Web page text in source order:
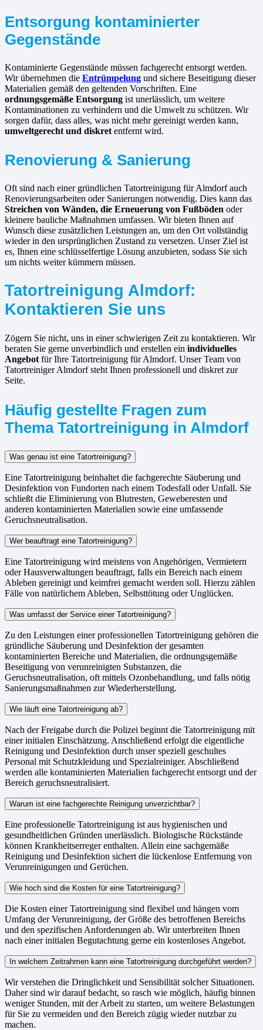
Entsorgung kontaminierter
Gegenstände
Kontaminierte Gegenstände müssen fachgerecht entsorgt werden.
Wir übernehmen die Entrümpelung und sichere Beseitigung dieser
Materialien gemäß den geltenden Vorschriften. Eine
ordnungsgemäße Entsorgung ist unerlässlich, um weitere
Kontaminationen zu verhindern und die Umwelt zu schützen. Wir
sorgen dafür, dass alles, was nicht mehr gereinigt werden kann,
umweltgerecht und diskret entfernt wird.
Renovierung & Sanierung
Oft sind nach einer gründlichen Tatortreinigung für Almdorf auch
Renovierungsarbeiten oder Sanierungen notwendig. Dies kann das
Streichen von Wänden, die Erneuerung von Fußböden oder
kleinere bauliche Maßnahmen umfassen. Wir bieten Ihnen auf
Wunsch diese zusätzlichen Leistungen an, um den Ort vollständig
wieder in den ursprünglichen Zustand zu versetzen. Unser Ziel ist
es, Ihnen eine schlüsselfertige Lösung anzubieten, sodass Sie sich
um nichts weiter kümmern müssen.
Tatortreinigung Almdorf:
Kontaktieren Sie uns
Zögern Sie nicht, uns in einer schwierigen Zeit zu kontaktieren. Wir
beraten Sie gerne unverbindlich und erstellen ein individuelles
Angebot für Ihre Tatortreinigung für Almdorf. Unser Team von
Tatortreiniger Almdorf steht Ihnen professionell und diskret zur
Seite.
Häufig gestellte Fragen zum
Thema Tatortreinigung in Almdorf
Was genau ist eine Tatortreinigung?
Eine Tatortreinigung beinhaltet die fachgerechte Säuberung und
Desinfektion von Fundorten nach einem Todesfall oder Unfall. Sie
schließt die Eliminierung von Blutresten, Geweberesten und
anderen kontaminierten Materialien sowie eine umfassende
Geruchsneutralisation.
Wer beauftragt eine Tatortreinigung?
Eine Tatortreinigung wird meistens von Angehörigen, Vermietern
oder Hausverwaltungen beauftragt, falls ein Bereich nach einem
Ableben gereinigt und keimfrei gemacht werden soll. Hierzu zählen
Fälle von natürlichem Ableben, Selbsttötung oder Unglücken.
Was umfasst der Service einer Tatortreinigung?
Zu den Leistungen einer professionellen Tatortreinigung gehören die
gründliche Säuberung und Desinfektion der gesamten
kontaminierten Bereiche und Materialien, die ordnungsgemäße
Beseitigung von verunreinigten Substanzen, die
Geruchsneutralisation, oft mittels Ozonbehandlung, und falls nötig
Sanierungsmaßnahmen zur Wiederherstellung.
Wie läuft eine Tatortreinigung ab?
Nach der Freigabe durch die Polizei beginnt die Tatortreinigung mit
einer initialen Einschätzung. Anschließend erfolgt die eigentliche
Reinigung und Desinfektion durch unser speziell geschultes
Personal mit Schutzkleidung und Spezialreiniger. Abschließend
werden alle kontaminierten Materialien fachgerecht entsorgt und der
Bereich geruchsneutralisiert.
Warum ist eine fachgerechte Reinigung unverzichtbar?
Eine professionelle Tatortreinigung ist aus hygienischen und
gesundheitlichen Gründen unerlässlich. Biologische Rückstände
können Krankheitserreger enthalten. Allein eine sachgemäße
Reinigung und Desinfektion sichert die lückenlose Entfernung von
Verunreinigungen und Gerüchen.
Wie hoch sind die Kosten für eine Tatortreinigung?
Die Kosten einer Tatortreinigung sind flexibel und hängen vom
Umfang der Verunreinigung, der Größe des betroffenen Bereichs
und den spezifischen Anforderungen ab. Wir unterbreiten Ihnen
nach einer initialen Begutachtung gerne ein kostenloses Angebot.
In welchem Zeitrahmen kann eine Tatortreinigung durchgeführt werden?
Wir verstehen die Dringlichkeit und Sensibilität solcher Situationen.
Daher sind wir darauf bedacht, so rasch wie möglich, häufig binnen
weniger Stunden, mit der Arbeit zu starten, um weitere Belastungen
für Sie zu vermeiden und den Bereich zügig wieder nutzbar zu
machen.